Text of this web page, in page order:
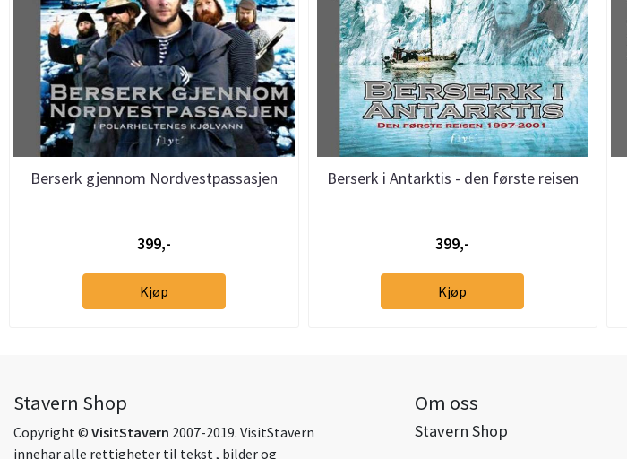
Berserk gjennom Nordvestpassasjen
399,-
Kjøp
Berserk i Antarktis - den første reisen
399,-
Kjøp
Stavern Shop
Copyright © VisitStavern 2007-2019. VisitStavern
innehar alle rettigheter til tekst , bilder og
Om oss
Stavern Shop